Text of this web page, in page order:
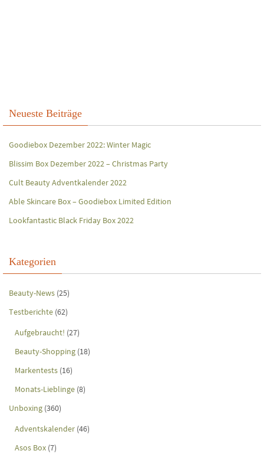
Neueste Beiträge
Goodiebox Dezember 2022: Winter Magic
Blissim Box Dezember 2022 – Christmas Party
Cult Beauty Adventkalender 2022
Able Skincare Box – Goodiebox Limited Edition
Lookfantastic Black Friday Box 2022
Kategorien
Beauty-News (25)
Testberichte (62)
Aufgebraucht! (27)
Beauty-Shopping (18)
Markentests (16)
Monats-Lieblinge (8)
Unboxing (360)
Adventskalender (46)
Asos Box (7)